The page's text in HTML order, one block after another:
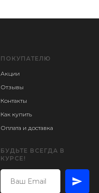
ПОКУПАТЕЛЮ
Акции
Отзывы
Контакты
Как купить
Оплата и доставка
БУДЬТЕ ВСЕГДА В
КУРСЕ!